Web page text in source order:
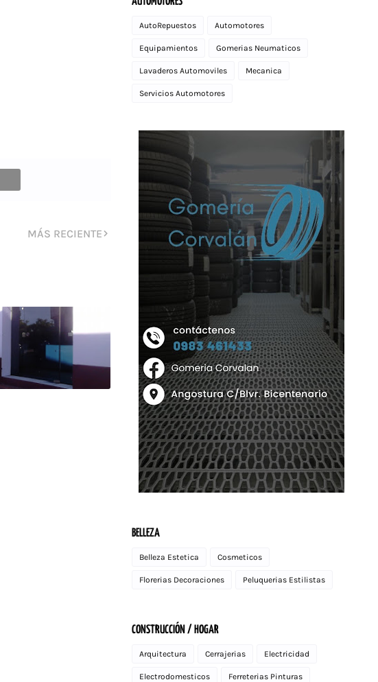
MÁS RECIENTE
AutoRepuestos Automotores
Equipamientos Gomerias Neumaticos
Lavaderos Automoviles Mecanica
Servicios Automotores
BELLEZA
Belleza Estetica Cosmeticos
Florerias Decoraciones Peluquerias Estilistas
CONSTRUCCIÓN / HOGAR
Arquitectura Cerrajerias Electricidad
Electrodomesticos Ferreterias Pinturas